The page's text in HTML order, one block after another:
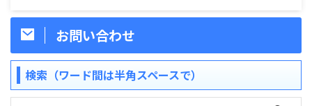
お問い合わせ
検索（ワード間は半角スペースで）